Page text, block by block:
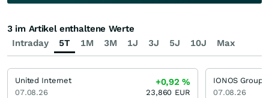
Intraday 5T 1M 3M 1J 3J 5J 10J Max
3 im Artikel enthaltene Werte
United Internet
07.08.26
+0,92%
23,860 EUR
IONOS Group
07.08.26